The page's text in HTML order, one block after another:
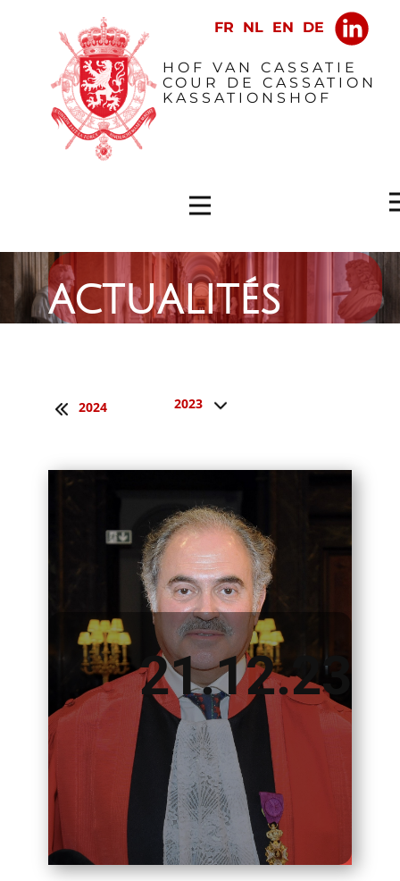
​HOF VAN CASSATIE
COUR DE CASSATION
KASSATIONSHOF
actualités
2023
2024
21.12.23